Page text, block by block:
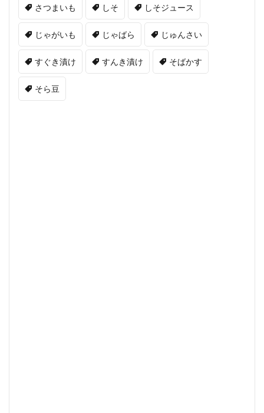
さつまいも しそ しそジュース
じゃがいも じゃばら じゅんさい
すぐき漬け すんき漬け そばかす
そら豆